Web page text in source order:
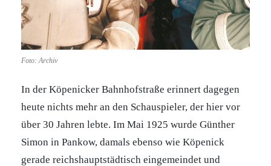
Foto: Archiv
In der Köpenicker Bahnhofstraße erinnert dagegen
heute nichts mehr an den Schauspieler, der hier vor
über 30 Jahren lebte. Im Mai 1925 wurde Günther
Simon in Pankow, damals ebenso wie Köpenick
gerade reichshauptstädtisch eingemeindet und